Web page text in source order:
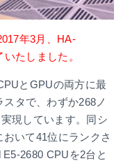
年3月、HA-
たしました。
とGPUの両方に最
タで、わずか268ノ
現しています。同シ
いて41位にランクさ
2680 CPUを2台と